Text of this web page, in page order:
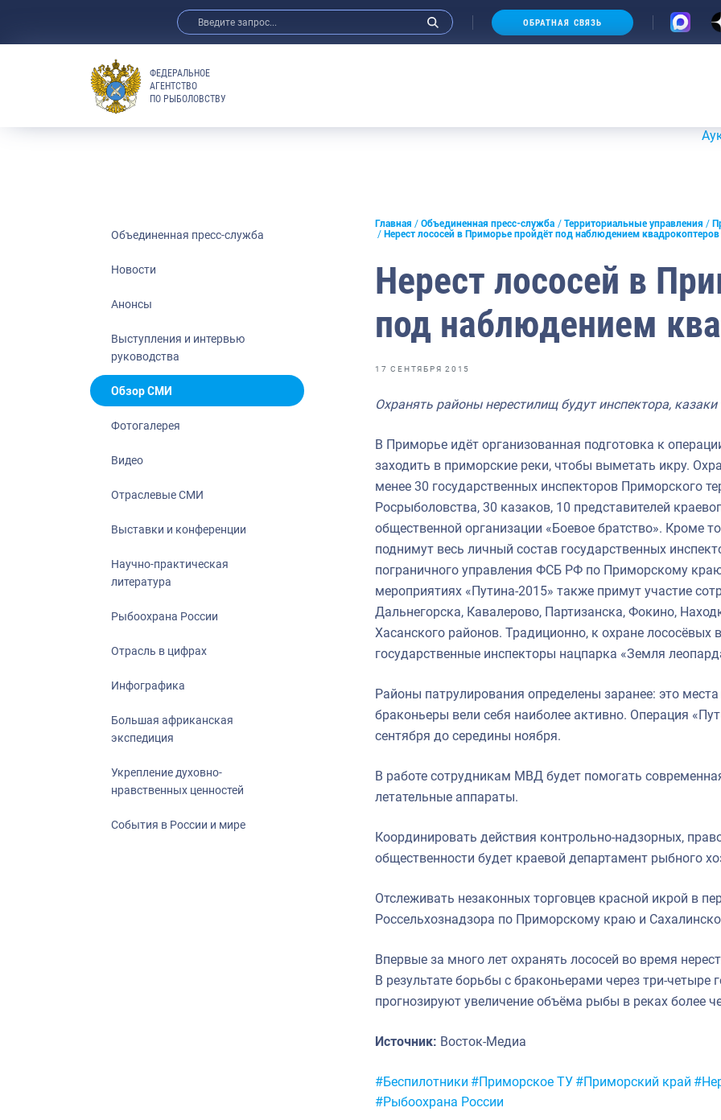
Анонсы
Выставки и конференции
Рыбоохрана России
Инфографика
Большая африканская экспедиция
Укрепление духовно-нравственных
События в России и мире
ОБРАТНАЯ СВЯЗЬ
ФЕДЕРАЛЬНОЕ
АГЕНТСТВО
ПО РЫБОЛОВСТВУ
Аукционы
Объединенная пресс-служба
Новости
Анонсы
Выступления и интервью
руководства
Обзор СМИ
Фотогалерея
Видео
Отраслевые СМИ
Выставки и конференции
Научно-практическая
литература
Рыбоохрана России
Отрасль в цифрах
Инфографика
Большая африканская
экспедиция
Укрепление духовно-
нравственных ценностей
События в России и мире
Главная Объединенная пресс-служба Территориальные управления
Нерест лососей в Приморье пройдёт под наблюдением квадрокоптеров
Нерест лососей в
под наблюдением
17 СЕНТЯБРЯ 2015
Охранять районы нерестилищ будут инспектора,
В Приморье идёт организованная подготовка к
заходить в приморские реки, чтобы выметать икру.
менее 30 государственных инспекторов Приморского
Росрыболовства, 30 казаков, 10 представителей
общественной организации «Боевое братство». Кроме
поднимут весь личный состав государственных
пограничного управления ФСБ РФ по Приморскому
мероприятиях «Путина-2015» также примут участие
Дальнегорска, Кавалерово, Партизанска, Фокино,
Хасанского районов. Традиционно, к охране
государственные инспекторы нацпарка «Земля
Районы патрулирования определены заранее: это
браконьеры вели себя наиболее активно. Операция
сентября до середины ноября.
В работе сотрудникам МВД будет помогать
летательные аппараты.
Координировать действия контрольно-надзорных,
общественности будет краевой департамент рыбного
Отслеживать незаконных торговцев красной икрой в
Россельхознадзора по Приморскому краю и
Впервые за много лет охранять лососей во время
В результате борьбы с браконьерами через три-
прогнозируют увеличение объёма рыбы в реках более
Источник: Восток-Медиа
Метки:
#Беспилотники #Приморское ТУ #Приморский край
#Рыбоохрана России